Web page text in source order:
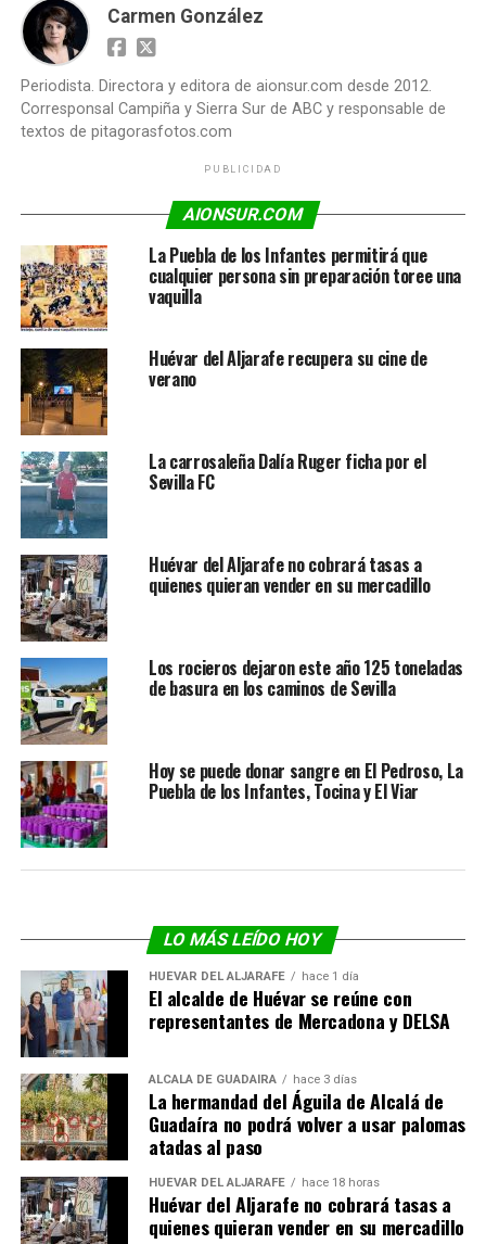
Carmen González
Periodista. Directora y editora de aionsur.com desde 2012.
Corresponsal Campiña y Sierra Sur de ABC y responsable de
textos de pitagorasfotos.com
PUBLICIDAD
AIONSUR.COM
La Puebla de los Infantes permitirá que
cualquier persona sin preparación toree una
vaquilla
Huévar del Aljarafe recupera su cine de
verano
La carrosaleña Dalía Ruger ficha por el
Sevilla FC
Huévar del Aljarafe no cobrará tasas a
quienes quieran vender en su mercadillo
Los rocieros dejaron este año 125 toneladas
de basura en los caminos de Sevilla
Hoy se puede donar sangre en El Pedroso, La
Puebla de los Infantes, Tocina y El Viar
LO MÁS LEÍDO HOY
HUÉVAR DEL ALJARAFE hace 1 día
El alcalde de Huévar se reúne con
representantes de Mercadona y DELSA
ALCALÁ DE GUADAÍRA hace 3 días
La hermandad del Águila de Alcalá de
Guadaíra no podrá volver a usar palomas
atadas al paso
HUÉVAR DEL ALJARAFE hace 18 horas
Huévar del Aljarafe no cobrará tasas a
quienes quieran vender en su mercadillo